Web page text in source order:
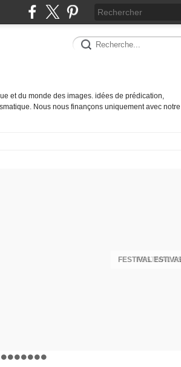
et du monde des images. idées de prédication,
Nous nous finançons uniquement avec notre
FESTIVAL